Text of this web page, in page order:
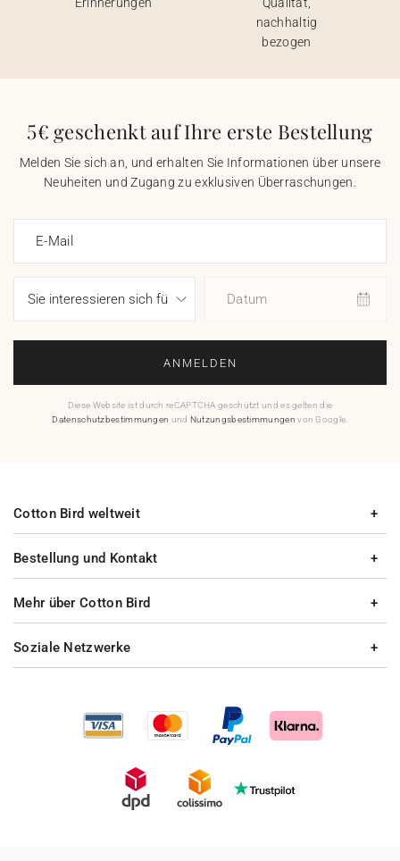
nachhaltig
bezogen
5€ geschenkt auf Ihre erste Bestellung
Melden Sie sich an, und erhalten Sie Informationen über unsere
Neuheiten und Zugang zu exklusiven Überraschungen.
E-Mail
Datum
ANMELDEN
Diese Website ist durch reCAPTCHA geschützt und es gelten die
Datenschutzbestimmungen und Nutzungsbestimmungen von Google.
Bestellung und Kontakt
Mehr über Cotton Bird
Cotton Bird weltweit
Soziale Netzwerke